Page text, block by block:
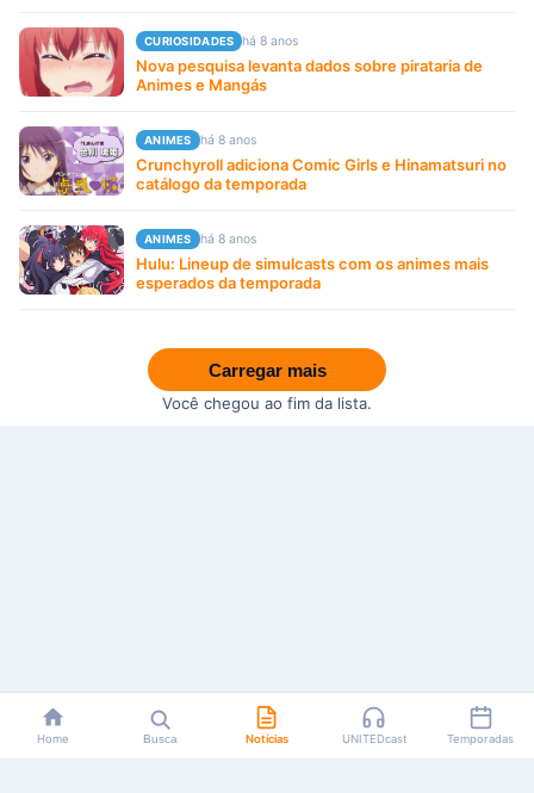
CURIOSIDADES há 8 anos
Nova pesquisa levanta dados sobre pirataria de
Animes e Mangás
ANIMES há 8 anos
Crunchyroll adiciona Comic Girls e Hinamatsuri no
catálogo da temporada
ANIMES há 8 anos
Hulu: Lineup de simulcasts com os animes mais
esperados da temporada
Carregar mais
Você chegou ao fim da lista.
Home Busca Notícias UNITEDcast Temporadas